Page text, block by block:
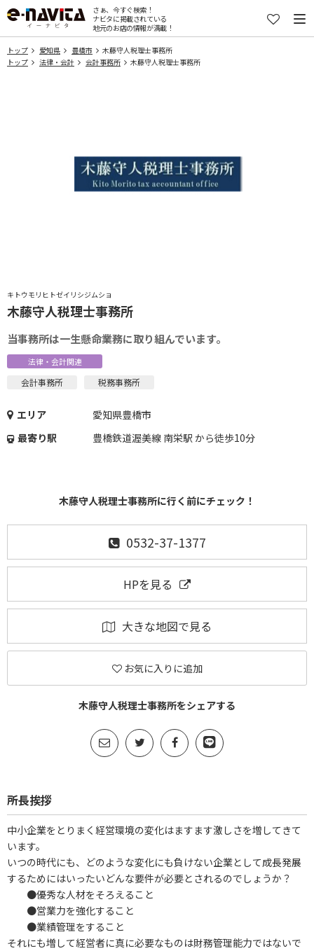
さぁ、今すぐ検索！
ナビタに掲載されている
地元のお店の情報が満載！
トップ 愛知県 豊橋市
木藤守人税理士事務所
トップ
法律・会計 会計事務所 木藤守人税理士事務所
キトウモリヒトゼイリシジムショ
木藤守人税理士事務所
当事務所は一生懸命業務に取り組んでいます。
法律・会計関連
会計事務所 税務事務所
エリア
愛知県豊橋市
最寄り駅
豊橋鉄道渥美線 南栄駅 から徒歩10分
木藤守人税理士事務所に行く前にチェック！
0532-37-1377
HPを見る
大きな地図で見る
お気に入りに追加
木藤守人税理士事務所をシェアする
所長挨拶
中小企業をとりまく経営環境の変化はますます激しさを増してきて
います。
いつの時代にも、どのような変化にも負けない企業として成長発展
するためにはいったいどんな要件が必要とされるのでしょうか？
●優秀な人材をそろえること
●営業力を強化すること
●業績管理をすること
それにも増して経営者に真に必要なものは財務管理能力ではないで